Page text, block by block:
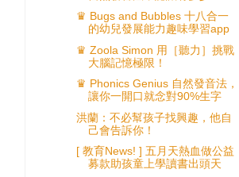
♛ Bugs and Bubbles 十八合一
的幼兒發展能力趣味學習app
♛ Zoola Simon 用［聽力］挑戰
大腦記憶極限！
♛ Phonics Genius 自然發音法，
讓你一開口就念對90%生字
洪蘭：不必幫孩子找興趣，他自
己會告訴你！
[ 教育News! ] 五月天熱血做公益
募款助孩童上學讀書出頭天